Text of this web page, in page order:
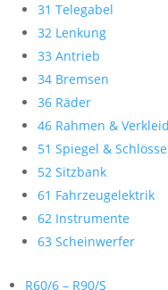
31 Telegabel
32 Lenkung
33 Antrieb
34 Bremsen
36 Räder
46 Rahmen &
51 Spiegel &
52 Sitzbank
61 Fahrzeugelektrik
62 Instrumente
63 Scheinwerfer
R60/6 – R90/S